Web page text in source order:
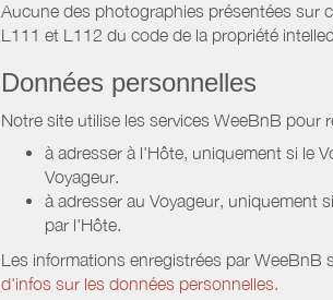
Aucune des photographies présentées sur
L111 et L112 du code de la propriété
Données personnelles
Notre site utilise les services WeeBnB pour
à adresser à l'Hôte, uniquement si le
Voyageur.
à adresser au Voyageur, uniquement
par l'Hôte.
Les informations enregistrées par WeeBnB
d'infos sur les données personnelles.